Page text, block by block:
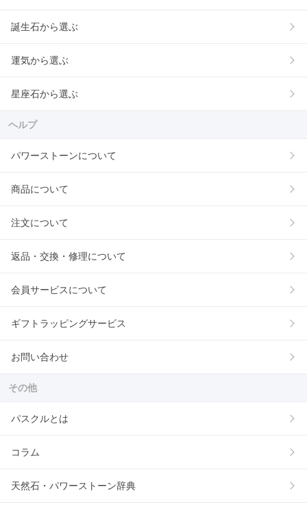
誕生石から選ぶ
運気から選ぶ
星座石から選ぶ
ヘルプ
パワーストーンについて
商品について
注文について
返品・交換・修理について
会員サービスについて
ギフトラッピングサービス
お問い合わせ
その他
パスクルとは
コラム
天然石・パワーストーン辞典